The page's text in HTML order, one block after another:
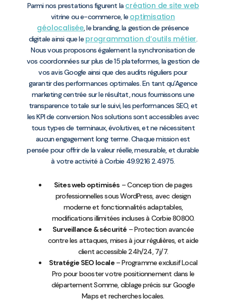
Parmi nos prestations figurent la création de site web
vitrine ou e-commerce, le optimisation
géolocalisée, le branding, la gestion de présence
digitale ainsi que le programmation d’outils métier.
Nous vous proposons également la synchronisation de
vos coordonnées sur plus de 15 plateformes, la gestion de
vos avis Google ainsi que des audits réguliers pour
garantir des performances optimales. En tant qu’Agence
marketing centrée sur le résultat, nous fournissons une
transparence totale sur le suivi, les performances SEO, et
les KPI de conversion. Nos solutions sont accessibles avec
tous types de terminaux, évolutives, et ne nécessitent
aucun engagement long terme. Chaque mission est
pensée pour offrir de la valeur réelle, mesurable, et durable
à votre activité à Corbie 49.9216 2.4975.
Sites web optimisés – Conception de pages
professionnelles sous WordPress, avec design
moderne et fonctionnalités adaptables,
modifications illimitées incluses à Corbie 80800.
Surveillance & sécurité – Protection avancée
contre les attaques, mises à jour régulières, et aide
client accessible 24h/24, 7j/7.
Stratégie SEO locale– Programme exclusif Local
Pro pour booster votre positionnement dans le
département Somme, ciblage précis sur Google
Maps et recherches locales.